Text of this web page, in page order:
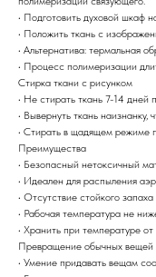
• Подготовить духовой шкаф
• Положить ткань с
• Альтернатива: термальная
• Процесс полимеризации
Стирка ткани с рисунком
• Не стирать ткань 7-14 дней
• Вывернуть ткань
• Стирать в щадящем режиме
Преимущества
• Безопасный нетоксичный
• Идеален для распыления
• Отсутствие стойкого
• Рабочая температура не
• Хранить при температуре
Превращение обычных вещей
• Умение придавать вещам